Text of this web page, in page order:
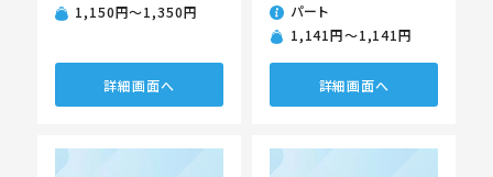
1,150円〜1,350円
詳細画面へ
パート
1,141円〜1,141円
詳細画面へ